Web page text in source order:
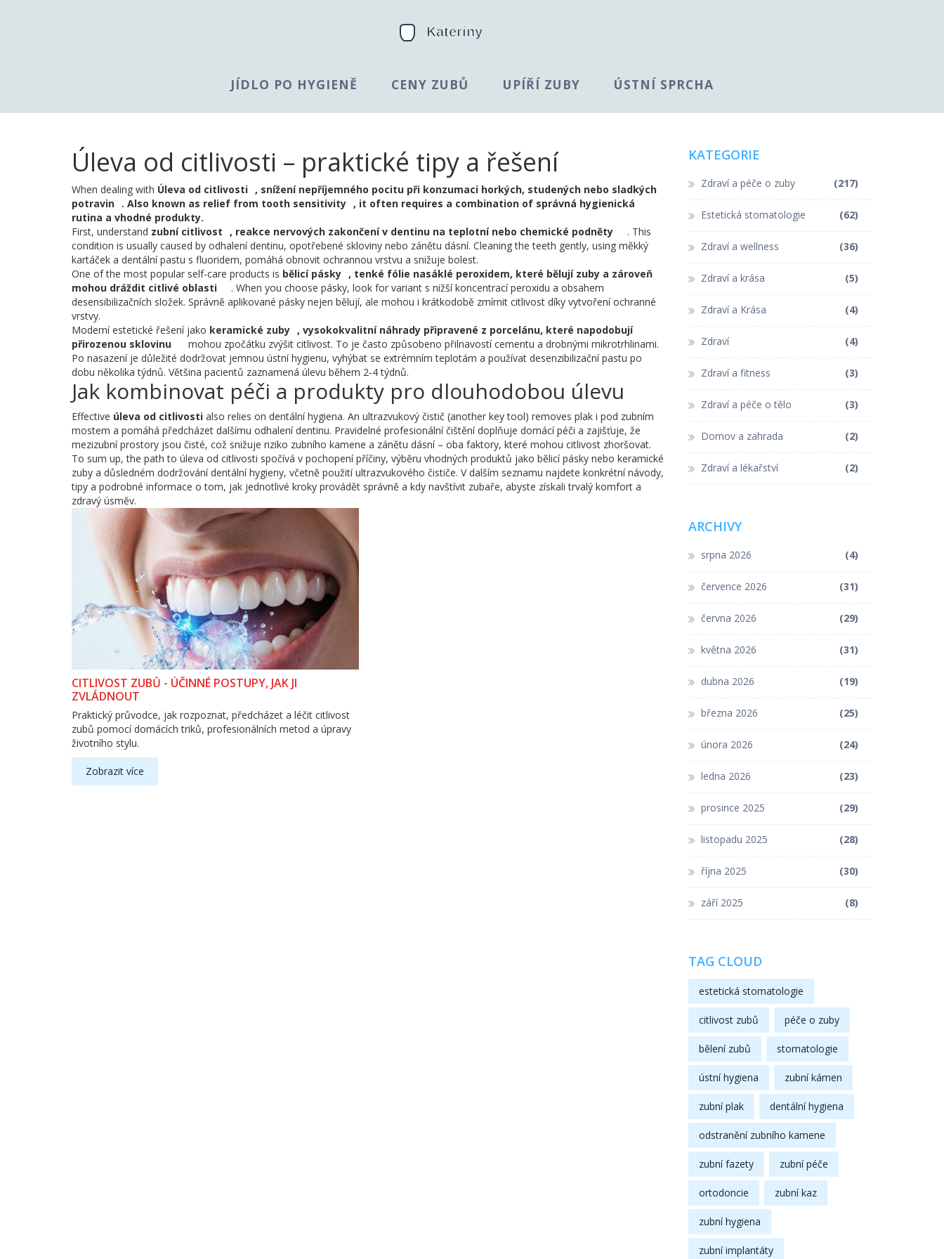
JÍDLO PO HYGIENĚ CENY ZUBŮ UPÍŘÍ ZUBY ÚSTNÍ SPRCHA
Úleva od citlivosti – praktické tipy a řešení
When dealing with Úleva od citlivosti , snížení nepříjemného pocitu při konzumaci horkých, studených nebo sladkých
potravin . Also known as relief from tooth sensitivity , it often requires a combination of správná hygienická
rutina a vhodné produkty.
First, understand zubní citlivost , reakce nervových zakončení v dentinu na teplotní nebo chemické podněty
. This
condition is usually caused by odhalení dentinu, opotřebené skloviny nebo zánětu dásní. Cleaning the teeth gently, using měkký
kartáček a dentální pastu s fluoridem, pomáhá obnovit ochrannou vrstvu a snižuje bolest.
One of the most popular self‑care products is bělicí pásky , tenké fólie nasáklé peroxidem, které bělují zuby a zároveň
mohou dráždit citlivé oblasti
. When you choose pásky, look for variant s nižší koncentrací peroxidu a obsahem
desensibilizačních složek. Správně aplikované pásky nejen bělují, ale mohou i krátkodobě zmírnit citlivost díky vytvoření ochranné
vrstvy.
Moderní estetické řešení jako keramické zuby , vysokokvalitní náhrady připravené z porcelánu, které napodobují
přirozenou sklovinu
mohou zpočátku zvýšit citlivost. To je často způsobeno přilnavostí cementu a drobnými mikrotrhlinami.
Po nasazení je důležité dodržovat jemnou ústní hygienu, vyhýbat se extrémním teplotám a používat desenzibilizační pastu po
dobu několika týdnů. Většina pacientů zaznamená úlevu během 2‑4 týdnů.
Jak kombinovat péči a produkty pro dlouhodobou úlevu
Effective úleva od citlivosti also relies on dentální hygiena. An ultrazvukový čistič (another key tool) removes plak i pod zubním
mostem a pomáhá předcházet dalšímu odhalení dentinu. Pravidelné profesionální čištění doplňuje domácí péči a zajišťuje, že
mezizubní prostory jsou čisté, což snižuje riziko zubního kamene a zánětu dásní – oba faktory, které mohou citlivost zhoršovat.
To sum up, the path to úleva od citlivosti spočívá v pochopení příčiny, výběru vhodných produktů jako bělicí pásky nebo keramické
zuby a důsledném dodržování dentální hygieny, včetně použití ultrazvukového čističe. V dalším seznamu najdete konkrétní návody,
tipy a podrobné informace o tom, jak jednotlivé kroky provádět správně a kdy navštívit zubaře, abyste získali trvalý komfort a
zdravý úsměv.
CITLIVOST ZUBŮ - ÚČINNÉ POSTUPY, JAK JI
ZVLÁDNOUT
Praktický průvodce, jak rozpoznat, předcházet a léčit citlivost
zubů pomocí domácích triků, profesionálních metod a úpravy
životního stylu.
Zobrazit více
KATEGORIE
Zdraví a péče o zuby (217)
Estetická stomatologie (62)
Zdraví a wellness (36)
Zdraví a krása (5)
Zdraví a Krása (4)
Zdraví (4)
Zdraví a fitness (3)
Zdraví a péče o tělo (3)
Domov a zahrada (2)
Zdraví a lékařství (2)
ARCHIVY
srpna 2026 (4)
července 2026 (31)
června 2026 (29)
května 2026 (31)
dubna 2026 (19)
března 2026 (25)
února 2026 (24)
ledna 2026 (23)
prosince 2025 (29)
listopadu 2025 (28)
října 2025 (30)
září 2025 (8)
TAG CLOUD
estetická stomatologie
citlivost zubů péče o zuby
bělení zubů stomatologie
ústní hygiena zubní kámen
zubní plak dentální hygiena
odstranění zubního kamene
zubní fazety zubní péče
ortodoncie zubní kaz
zubní hygiena
zubní implantáty